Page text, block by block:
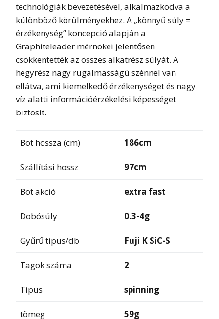
technológiák bevezetésével, alkalmazkodva a
különböző körülményekhez. A „könnyű súly =
érzékenység” koncepció alapján a
Graphiteleader mérnökei jelentősen
csökkentették az összes alkatrész súlyát. A
hegyrész nagy rugalmasságú szénnel van
ellátva, ami kiemelkedő érzékenységet és nagy
víz alatti információérzékelési képességet
biztosít.
Bot hossza (cm) 186cm
Szállítási hossz 97cm
Bot akció extra fast
Dobósúly 0.3-4g
Gyűrű tipus/db Fuji K SiC-S
Tagok száma 2
Tipus spinning
tömeg 59g